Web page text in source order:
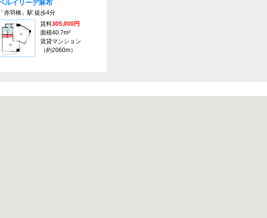
ルイリーデ⿇布
赤羽橋」駅 徒歩4分
賃料305,000円
面積40.7m²
賃貸マンション
（約2060m）